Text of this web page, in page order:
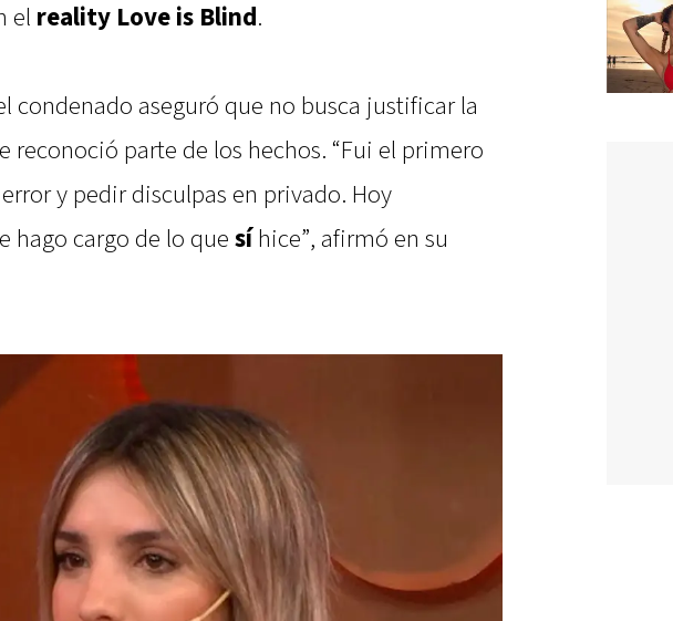
el reality Love is Blind.
condenado aseguró que no busca justificar la
reconoció parte de los hechos. “Fui el primero
y pedir disculpas en privado. Hoy
hago cargo de lo que síhice”, afirmó en su